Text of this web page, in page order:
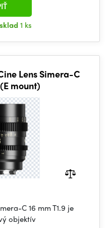
1 ks
Lens Simera-C
mount)
C 16 mm T1.9 je
objektív